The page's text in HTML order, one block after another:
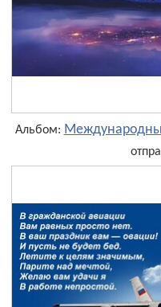
Альбом: